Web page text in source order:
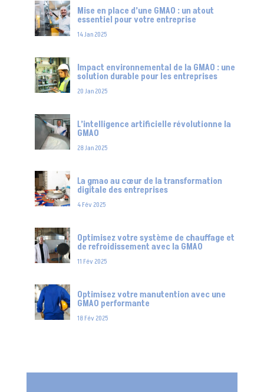
Mise en place d’une GMAO : un atout
essentiel pour votre entreprise
14 Jan 2025
Impact environnemental de la GMAO : une
solution durable pour les entreprises
20 Jan 2025
L’intelligence artificielle révolutionne la
GMAO
28 Jan 2025
La gmao au cœur de la transformation
digitale des entreprises
4 Fév 2025
Optimisez votre système de chauffage et
de refroidissement avec la GMAO
11 Fév 2025
Optimisez votre manutention avec une
GMAO performante
18 Fév 2025